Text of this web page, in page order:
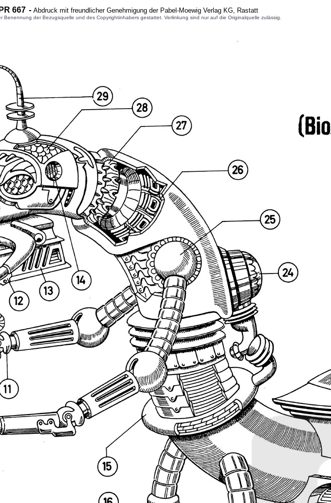
667 - Abdruck mit freundlicher Genehmigung der Pabel-Moewig Verlag KG, Rastatt
der Bezugsquelle und des Copyrightinhabers gestattet. Verlinkung sind nur auf die Originalquelle zulässig.